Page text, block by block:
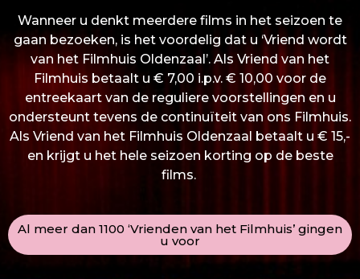
Wanneer u denkt meerdere films in het seizoen te
gaan bezoeken, is het voordelig dat u ‘Vriend wordt
van het Filmhuis Oldenzaal’. Als Vriend van het
Filmhuis betaalt u € 7,00 i.p.v. € 10,00 voor de
entreekaart van de reguliere voorstellingen en u
ondersteunt tevens de continuïteit van ons Filmhuis.
Als Vriend van het Filmhuis Oldenzaal betaalt u € 15,-
en krijgt u het hele seizoen korting op de beste
films.
Al meer dan 1100 ‘Vrienden van het Filmhuis’ gingen
u voor